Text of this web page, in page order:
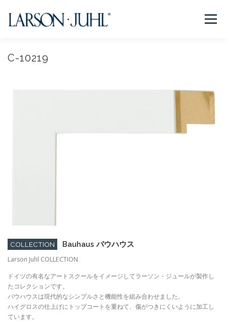
メニュー
NEWS
C-10219
COLLECTION
Bauhaus バウハウス
Larson Juhl COLLECTION
ドイツの有名なアートスクールをイメージしてラーソン・ジュールが製作し
たコレクションです。
バウハウスは現代的なシンプルさと機能性を組み合わせました。
ハイグロスの仕上げにトップコートを重ねて、傷がつきにくいように加工し
ています。